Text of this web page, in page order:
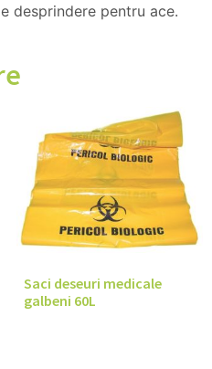
desprindere pentru ace.
Saci deseuri medicale
galbeni 60L